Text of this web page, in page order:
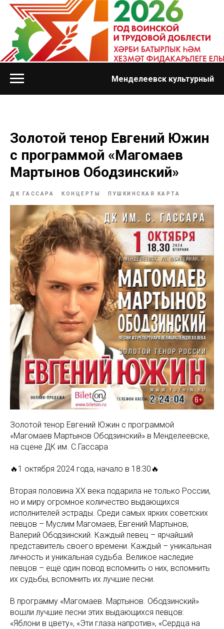
Менделеевск культурный
Золотой тенор Евгений Южин
с программой «Магомаев
Мартынов Ободзинский»
ДК ГАССАРА КОНЦЕРТЫ ПУШКИНСКАЯ КАРТА
Золотой тенор Евгений Южин с программой
«Магомаев Мартынов Ободзинский» в Менделеевске,
на сцене ДК им. С.Гассара
🔥1 октября 2024 года, начало в 18:30🔥
Вторая половина ХХ века подарила не только России,
но и миру огромное количество выдающихся
исполнителей эстрады. Среди самых ярких советских
певцов – Муслим Магомаев, Евгений Мартынов,
Валерий Ободзинский. Каждый певец – ярчайший
представитель своего времени. Каждый – уникальная
личность и уникальная судьба. Великое наследие
певцов – ещё один повод вспомнить о них, вспомнить
их судьбы, вспомнить их лучшие песни.
В программу «Магомаев. Мартынов. Ободзинский»
вошли лучшие песни этих выдающихся певцов:
«Яблони в цвету», «Эти глаза напротив», «Сердца на